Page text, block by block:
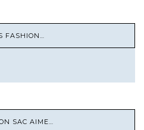
FASHION…
SAC AIME…